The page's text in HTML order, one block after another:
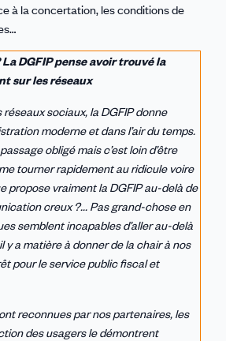
à la concertation, les conditions de
DGFIP pense avoir trouvé la
sur les réseaux
réseaux sociaux, la DGFIP donne
moderne et dans l’air du temps.
obligé mais c’est loin d’être
tourner rapidement au ridicule voire
propose vraiment la DGFIP au-delà de
creux ?... Pas grand-chose en
semblent incapables d’aller au-delà
y a matière à donner de la chair à nos
pour le service public fiscal et
reconnues par nos partenaires, les
des usagers le démontrent